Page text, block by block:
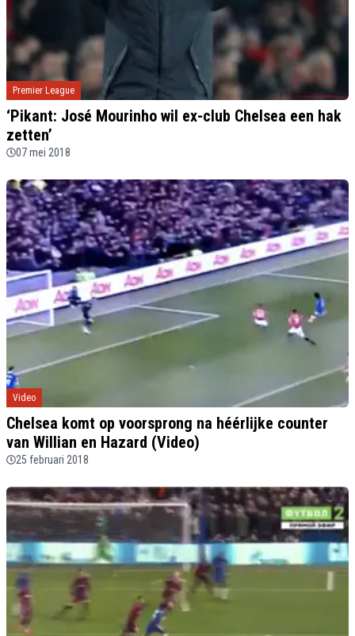
Premier League
‘Pikant: José Mourinho wil ex-club Chelsea een hak
zetten’
07 mei 2018
Video
Chelsea komt op voorsprong na héérlijke counter
van Willian en Hazard (Video)
25 februari 2018